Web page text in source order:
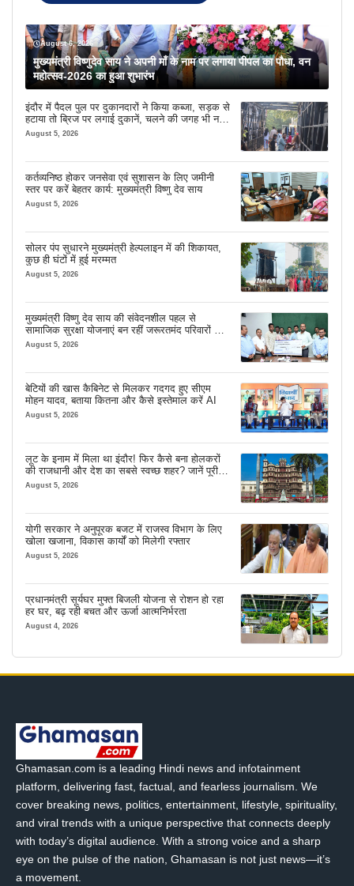
August 6, 2026
मुख्यमंत्री विष्णुदेव साय ने अपनी माँ के नाम पर लगाया पीपल का पौधा, वन
महोत्सव-2026 का हुआ शुभारंभ
इंदौर में पैदल पुल पर दुकानदारों ने किया कब्जा, सड़क से
हटाया तो ब्रिज पर लगाई दुकानें, चलने की जगह भी नहीं
मिल रही
August 5, 2026
कर्तव्यनिष्ठ होकर जनसेवा एवं सुशासन के लिए जमीनी
स्तर पर करें बेहतर कार्य: मुख्यमंत्री विष्णु देव साय
August 5, 2026
सोलर पंप सुधारने मुख्यमंत्री हेल्पलाइन में की शिकायत,
कुछ ही घंटों में हुई मरम्मत
August 5, 2026
मुख्यमंत्री विष्णु देव साय की संवेदनशील पहल से
सामाजिक सुरक्षा योजनाएं बन रहीं जरूरतमंद परिवारों का
मजबूत सहारा
August 5, 2026
बेटियों की खास कैबिनेट से मिलकर गदगद हुए सीएम
मोहन यादव, बताया कितना और कैसे इस्तेमाल करें AI
August 5, 2026
लूट के इनाम में मिला था इंदौर! फिर कैसे बना होलकरों
की राजधानी और देश का सबसे स्वच्छ शहर? जानें पूरी
कहानी
August 5, 2026
योगी सरकार ने अनुपूरक बजट में राजस्व विभाग के लिए
खोला खजाना, विकास कार्यों को मिलेगी रफ्तार
August 5, 2026
प्रधानमंत्री सूर्यघर मुफ्त बिजली योजना से रोशन हो रहा
हर घर, बढ़ रही बचत और ऊर्जा आत्मनिर्भरता
August 4, 2026
Ghamasan.com is a leading Hindi news and infotainment
platform, delivering fast, factual, and fearless journalism. We
cover breaking news, politics, entertainment, lifestyle, spirituality,
and viral trends with a unique perspective that connects deeply
with today’s digital audience. With a strong voice and a sharp
eye on the pulse of the nation, Ghamasan is not just news—it’s
a movement.